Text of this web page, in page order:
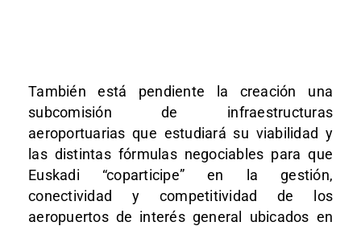
También está pendiente la creación una
subcomisión de infraestructuras
aeroportuarias que estudiará su viabilidad y
las distintas fórmulas negociables para que
Euskadi “coparticipe” en la gestión,
conectividad y competitividad de los
aeropuertos de interés general ubicados en